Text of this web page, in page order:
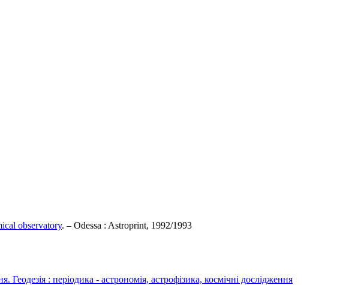
observatory. – Odessa : Astroprint, 1992/1993
: періодика - астрономія, астрофізика, космічні дослідження